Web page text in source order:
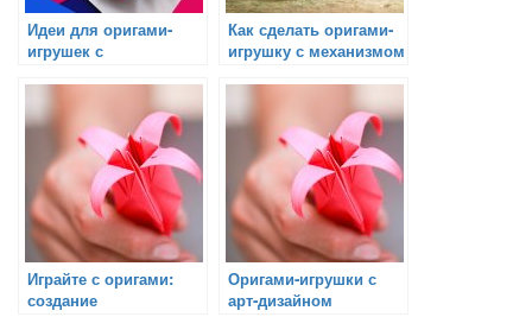
Идеи для оригами-
игрушек с
Как сделать оригами-
игрушку с механизмом
Играйте с оригами:
создание
Оригами-игрушки с
арт-дизайном